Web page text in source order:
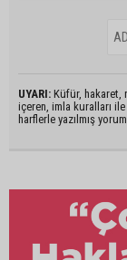
UYARI: Küfür, hakaret,
içeren, imla kuralları
harflerle yazılmış